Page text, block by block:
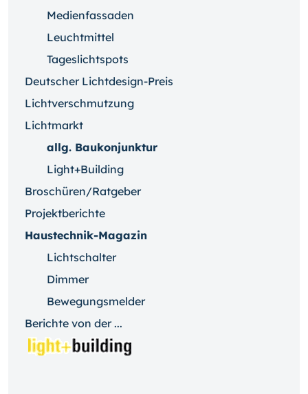
Medienfassaden
Leuchtmittel
Tageslichtspots
Deutscher Lichtdesign-Preis
Lichtverschmutzung
Lichtmarkt
allg. Baukonjunktur
Light+Building
Broschüren/Ratgeber
Projektberichte
Haustechnik-Magazin
Lichtschalter
Dimmer
Bewegungsmelder
Berichte von der ...